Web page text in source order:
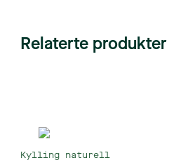
Relaterte produkter
Kylling naturell